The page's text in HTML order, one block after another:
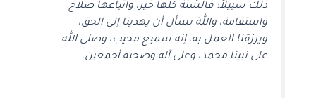
ذلك سبيلاً؛ فالسُنَّة كلها خير، واتباعها صلاح
واستقامة، واللهَ نسأل أن يهدينا إلى الحق،
ويرزقنا العمل به، إنه سميع مجيب، وصلى الله
على نبينا محمد، وعلى آله وصحبه أجمعين.